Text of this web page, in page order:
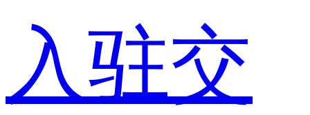
入驻交